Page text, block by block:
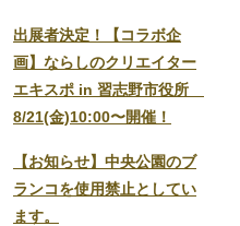
出展者決定！【コラボ企
画】ならしのクリエイター
エキスポ in 習志野市役所
8/21(金)10:00〜開催！
【お知らせ】中央公園のブ
ランコを使用禁止としてい
ます。